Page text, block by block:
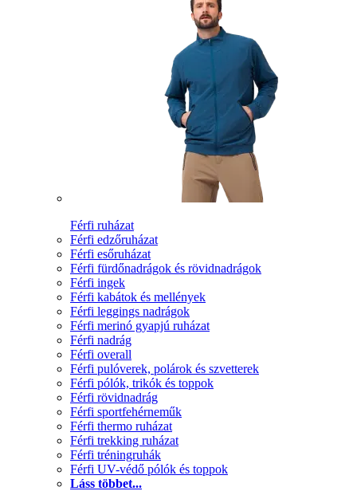
Férfi ruházat
Férfi edzőruházat
Férfi esőruházat
Férfi fürdőnadrágok és rövidnadrágok
Férfi ingek
Férfi kabátok és mellények
Férfi leggings nadrágok
Férfi merinó gyapjú ruházat
Férfi nadrág
Férfi overall
Férfi pulóverek, polárok és szvetterek
Férfi pólók, trikók és toppok
Férfi rövidnadrág
Férfi sportfehérneműk
Férfi thermo ruházat
Férfi trekking ruházat
Férfi tréningruhák
Férfi UV-védő pólók és toppok
Láss többet...